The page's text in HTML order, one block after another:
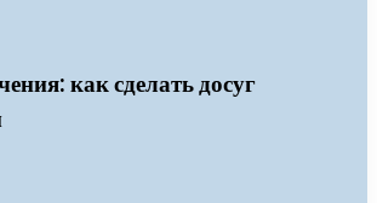
как сделать досуг